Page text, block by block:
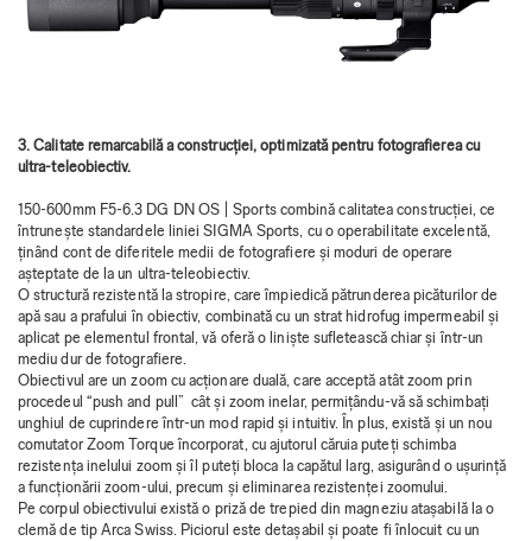
3. Calitate remarcabilă a construcției, optimizată pentru fotografierea cu
ultra-teleobiectiv.
150-600mm F5-6.3 DG DN OS | Sports combină calitatea construcției, ce
întrunește standardele liniei SIGMA Sports, cu o operabilitate excelentă,
ținând cont de diferitele medii de fotografiere și moduri de operare
așteptate de la un ultra-teleobiectiv.
O structură rezistentă la stropire, care împiedică pătrunderea picăturilor de
apă sau a prafului în obiectiv, combinată cu un strat hidrofug impermeabil și
aplicat pe elementul frontal, vă oferă o liniște sufletească chiar și într-un
mediu dur de fotografiere.
Obiectivul are un zoom cu acționare duală, care acceptă atât zoom prin
procedeul “push and pull” cât și zoom inelar, permițându-vă să schimbați
unghiul de cuprindere într-un mod rapid și intuitiv. În plus, există și un nou
comutator Zoom Torque încorporat, cu ajutorul căruia puteți schimba
rezistența inelului zoom și îl puteți bloca la capătul larg, asigurând o ușurință
a funcționării zoom-ului, precum și eliminarea rezistenței zoomului.
Pe corpul obiectivului există o priză de trepied din magneziu atașabilă la o
clemă de tip Arca Swiss. Piciorul este detașabil și poate fi înlocuit cu un